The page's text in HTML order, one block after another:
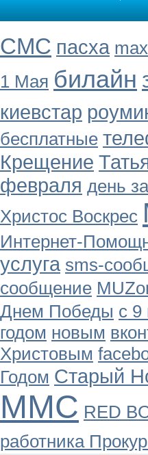
СМС пасха
1 Мая билайн
киевстар
бесплатные
Крещение
февраля день
Христос Воскрес
Интернет-
услуга sms-
сообщение
Днем Победы с 9
годом новым
Христовым
Годом Старый
ММС RED
работника